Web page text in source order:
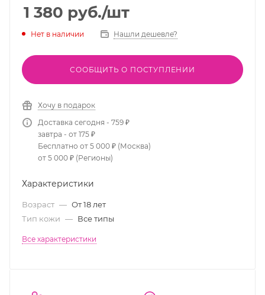
1 380 руб./шт
Нет в наличии Нашли дешевле?
СООБЩИТЬ О ПОСТУПЛЕНИИ
Хочу в подарок
Доставка сегодня - 759 ₽
завтра - от 175 ₽
Бесплатно от 5 000 ₽ (Москва)
от 5 000 ₽ (Регионы)
Характеристики
Возраст — От 18 лет
Тип кожи — Все типы
Все характеристики